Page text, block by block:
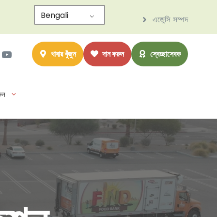
এজেন্সি সম্পদ
Bengali
ইউটিউব খাবার খুঁজুন দান করুন স্বেচ্ছাসেবক